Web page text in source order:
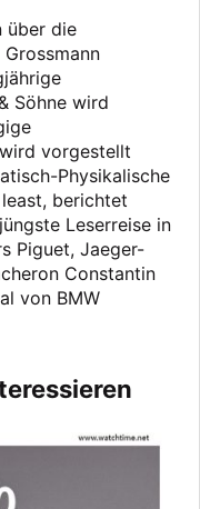
über die
Söhne wird
vorgestellt
Physikalische
berichtet
Leserreise in
Piguet, Jaeger-
Constantin
von BMW